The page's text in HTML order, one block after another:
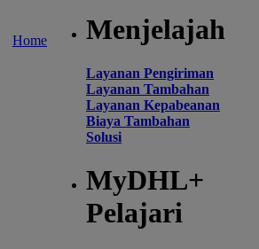
Home Menjelajah
Layanan Pengiriman
Layanan Tambahan
Layanan Kepabeanan
Biaya Tambahan
Solusi
MyDHL+
Pelajari